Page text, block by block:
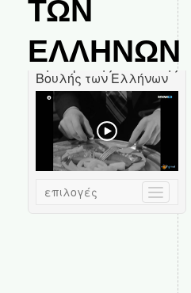
ΤΩΝ
ΕΛΛΗΝΩΝ